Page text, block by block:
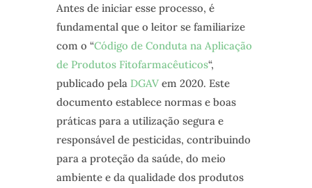
Antes de iniciar esse processo, é
fundamental que o leitor se familiarize
com o “Código de Conduta na Aplicação
de Produtos Fitofarmacêuticos“,
publicado pela DGAVem 2020. Este
documento establece normas e boas
práticas para a utilização segura e
responsável de pesticidas, contribuindo
para a proteção da saúde, do meio
ambiente e da qualidade dos produtos